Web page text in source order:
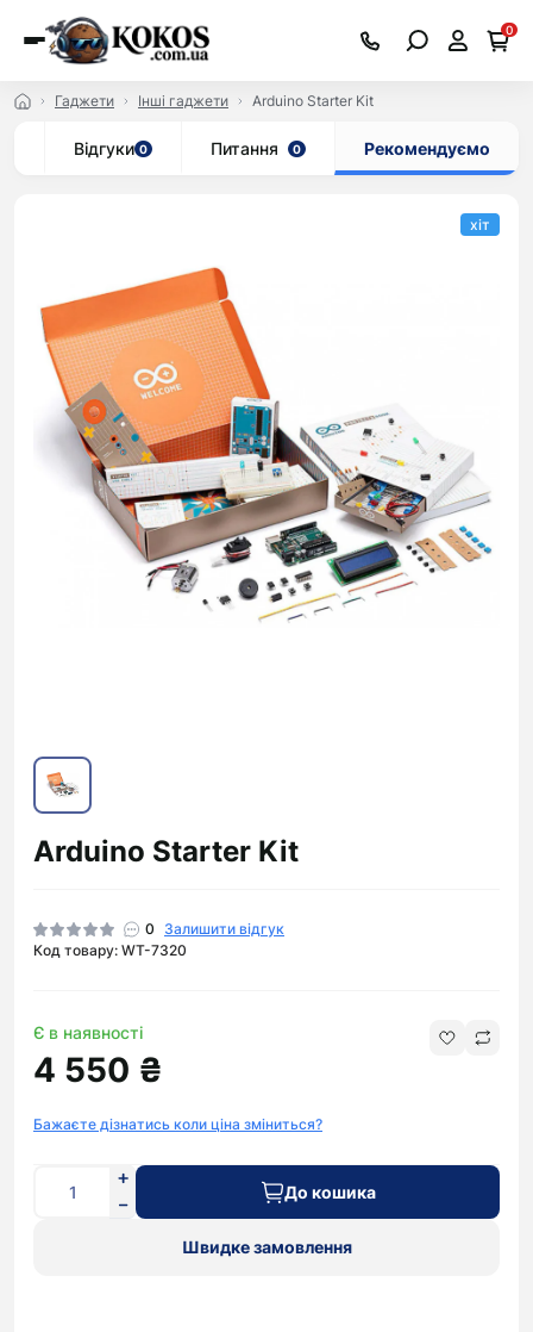
0
Гаджети Iншi гаджети Arduino Starter Kit
Відгуки 0 Питання 0 Рекомендуємо
хіт
Arduino Starter Kit
0
Залишити відгук
Код товару: WT-7320
Є в наявності
4 550 ₴
Бажаєте дізнатись коли ціна зміниться?
До кошика
Швидке замовлення